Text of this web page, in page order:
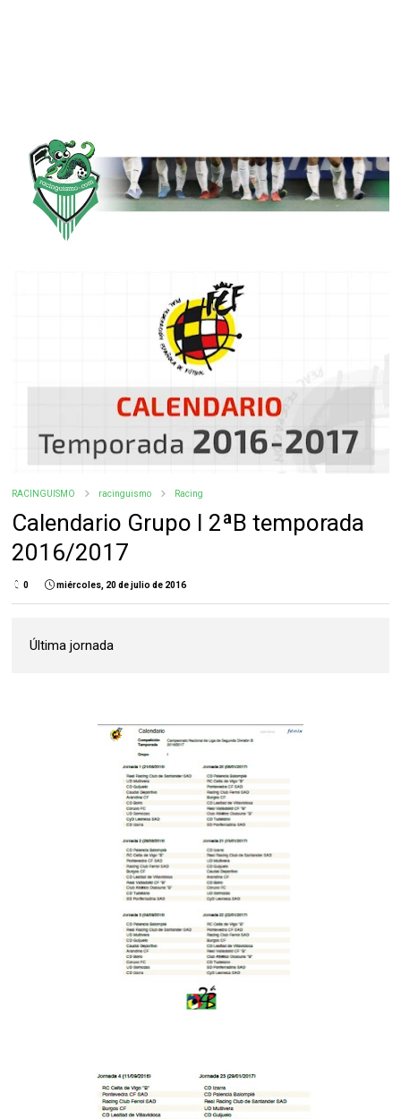
RACINGUISMO racinguismo Racing
Calendario Grupo I 2ªB temporada
2016/2017
0 miércoles, 20 de julio de 2016
Última jornada